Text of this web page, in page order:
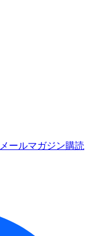
メールマガジン購読